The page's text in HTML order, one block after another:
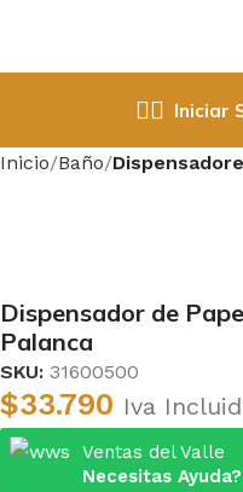
Iniciar
Inicio Baño
Dispensador de
Palanca
SKU: 31600500
$33.790 Iva
Ventas del Valle
Necesitas